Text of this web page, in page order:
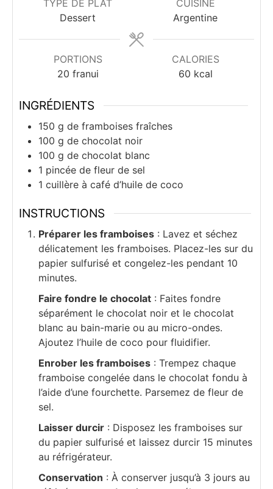
TYPE DE PLAT
Dessert
CUISINE
Argentine
PORTIONS
20 franui
CALORIES
60 kcal
INGRÉDIENTS
150 g de framboises fraîches
100 g de chocolat noir
100 g de chocolat blanc
1 pincée de fleur de sel
1 cuillère à café d’huile de coco
INSTRUCTIONS
Préparer les framboises : Lavez et séchez
délicatement les framboises. Placez-les sur du
papier sulfurisé et congelez-les pendant 10
minutes.
Faire fondre le chocolat : Faites fondre
séparément le chocolat noir et le chocolat
blanc au bain-marie ou au micro-ondes.
Ajoutez l’huile de coco pour fluidifier.
Enrober les framboises : Trempez chaque
framboise congelée dans le chocolat fondu à
l’aide d’une fourchette. Parsemez de fleur de
sel.
Laisser durcir : Disposez les framboises sur
du papier sulfurisé et laissez durcir 15 minutes
au réfrigérateur.
Conservation : À conserver jusqu’à 3 jours au